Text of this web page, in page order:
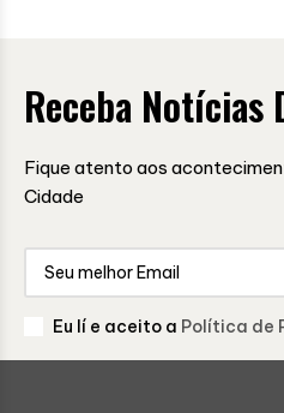
Receba Notícias
Fique atento aos
Cidade
Eu lí e aceito a Política de